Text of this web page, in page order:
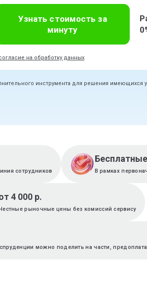
Узнать стоимость за
минуту
на обработку данных
инструмента для решения имеющихся
сотрудников В рамках
4 000 р.
рыночные цены без комиссий сервису
можно поделить на части,